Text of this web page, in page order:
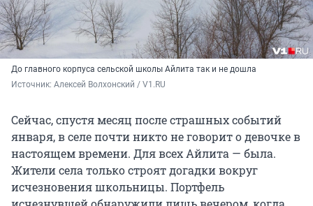
До главного корпуса сельской школы Айлита так и не дошла
Источник: Алексей Волхонский / V1.RU
Сейчас, спустя месяц после страшных событий
января, в селе почти никто не говорит о девочке в
настоящем времени. Для всех Айлита — была.
Жители села только строят догадки вокруг
исчезновения школьницы. Портфель